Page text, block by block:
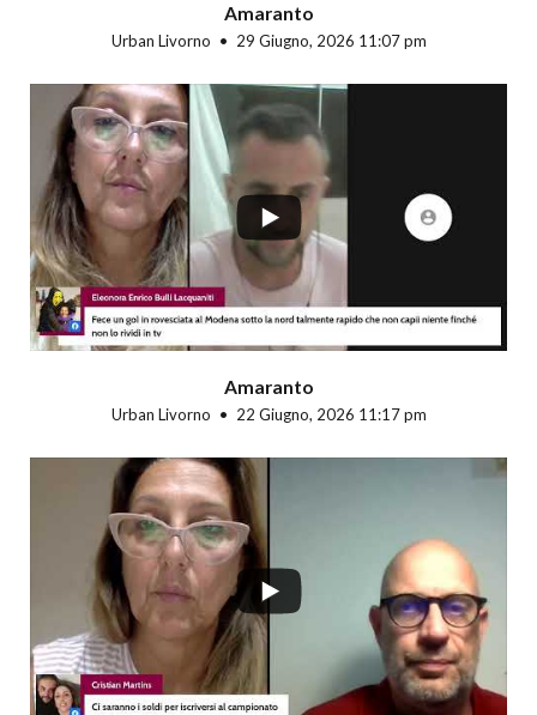
Amaranto
Urban Livorno 29 Giugno, 2026 11:07 pm
Amaranto
Urban Livorno 22 Giugno, 2026 11:17 pm